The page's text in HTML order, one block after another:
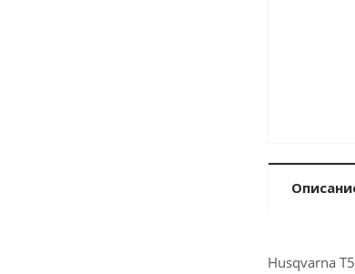
Husqvarna